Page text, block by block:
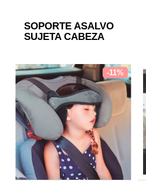
SOPORTE ASALVO
SUJETA CABEZA
-11%